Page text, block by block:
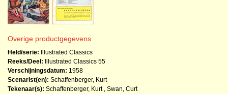
Overige productgegevens
Held/serie:
Illustrated Classics
Reeks/Deel:
Illustrated Classics 55
Verschijningsdatum: 1958
Scenarist(en): Schaffenberger, Kurt
Tekenaar(s): Schaffenberger, Kurt, Swan, Curt